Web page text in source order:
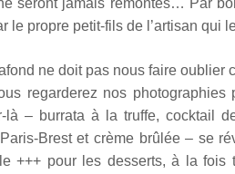
le propre petit-fils de l’artisan qui
ne doit pas nous faire oublier
regarderez nos
là – burrata à la truffe, cocktail
Brest et crème brûlée – se
+++ pour les desserts, à la fois